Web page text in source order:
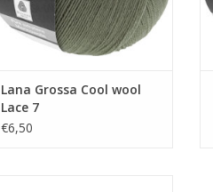
Lana Grossa Cool wool
Lace 7
€6,50